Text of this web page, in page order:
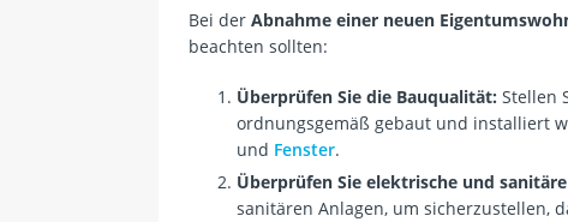
Bei der Abnahme einer neuen
beachten sollten:
Überprüfen Sie die Bauqualität: Stellen
ordnungsgemäß gebaut und installiert
und Fenster.
Überprüfen Sie elektrische und
sanitären Anlagen, um sicherzustellen,